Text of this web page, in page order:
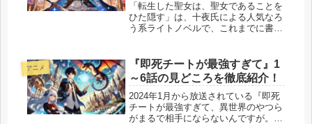
「転生した聖女は、聖女であることを
ひた隠す」は、十夜氏による人気なろ
う系ライトノベルで、これまでに書籍
に、待望のTVアニメ化が決定しまし
た！本作は、剣の才能がないとされな
が...
アニメ
『即死チートが最強すぎて』1
～6話の見どころを徹底紹介！
2024年1月から放送されている『即死
チートが最強すぎて、異世界のやつら
がまるで相手にならないんですが。』